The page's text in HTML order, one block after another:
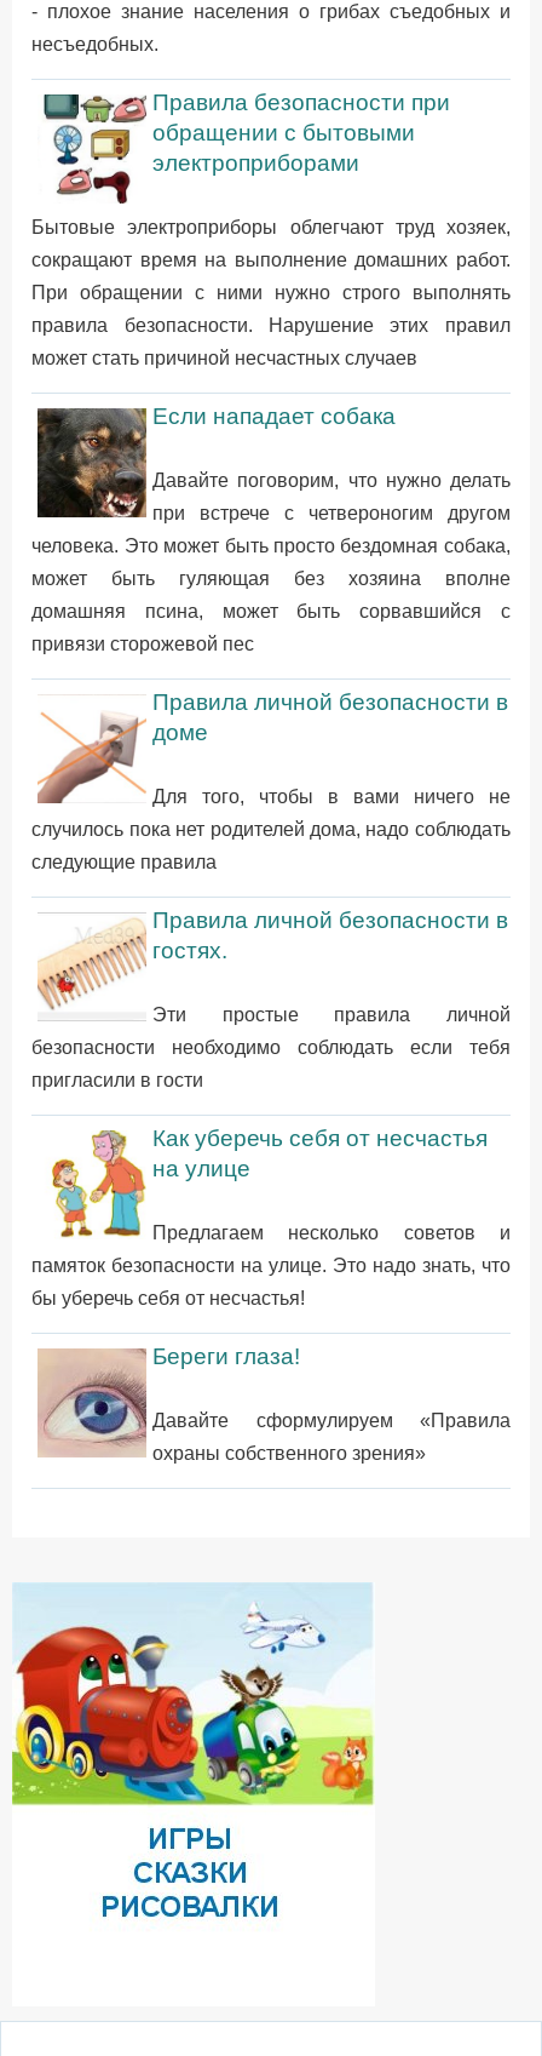
- плохое знание населения о грибах съедобных и
несъедобных.
Правила безопасности при
обращении с бытовыми
электроприборами
Бытовые электроприборы облегчают труд хозяек,
сокращают время на выполнение домашних работ.
При обращении с ними нужно строго выполнять
правила безопасности. Нарушение этих правил
может стать причиной несчастных случаев
Если нападает собака
Давайте поговорим, что нужно делать
при встрече с четвероногим другом
человека. Это может быть просто бездомная собака,
может быть гуляющая без хозяина вполне
домашняя псина, может быть сорвавшийся с
привязи сторожевой пес
Правила личной безопасности в
доме
Для того, чтобы в вами ничего не
случилось пока нет родителей дома, надо соблюдать
следующие правила
Правила личной безопасности в
гостях.
Эти простые правила личной
безопасности необходимо соблюдать если тебя
пригласили в гости
Как уберечь себя от несчастья
на улице
Предлагаем несколько советов и
памяток безопасности на улице. Это надо знать, что
бы уберечь себя от несчастья!
Береги глаза!
Давайте сформулируем «Правила
охраны собственного зрения»